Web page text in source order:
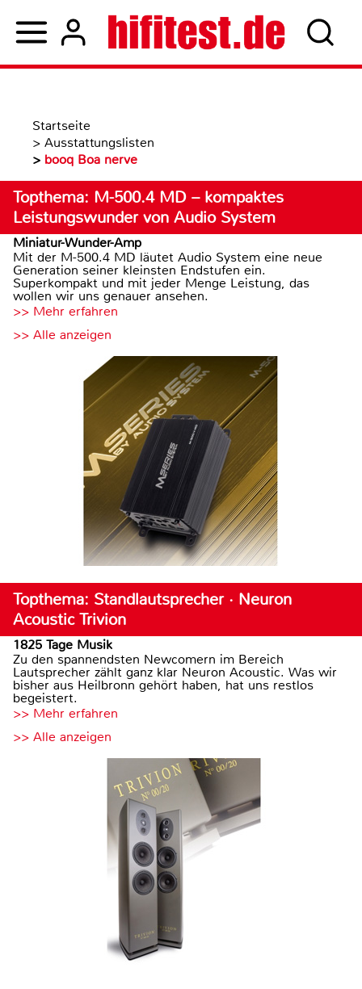
Startseite
> Ausstattungslisten
> booq Boa nerve
Topthema: M-500.4 MD – kompaktes
Leistungswunder von Audio System
Miniatur-Wunder-Amp
Mit der M-500.4 MD läutet Audio System eine neue
Generation seiner kleinsten Endstufen ein.
Superkompakt und mit jeder Menge Leistung, das
wollen wir uns genauer ansehen.
>> Mehr erfahren
>> Alle anzeigen
Topthema: Standlautsprecher · Neuron
Acoustic Trivion
1825 Tage Musik
Zu den spannendsten Newcomern im Bereich
Lautsprecher zählt ganz klar Neuron Acoustic. Was wir
bisher aus Heilbronn gehört haben, hat uns restlos
begeistert.
>> Mehr erfahren
>> Alle anzeigen